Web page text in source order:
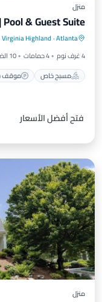
منزل
& Guest Suite
Atlanta
·
Virginia Highland
4 غرف نوم
4 حمامات 10 الضيوف
مسبح خاص
موقف
مسبح خاص
شرفة / تراس
فتح أفضل الأسعار
منزل